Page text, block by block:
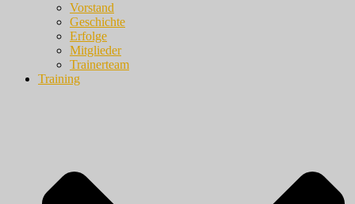
Vorstand
Geschichte
Erfolge
Mitglieder
Trainerteam
Training